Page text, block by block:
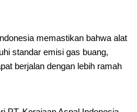
memastikan bahwa alat
standar emisi gas buang,
berjalan dengan lebih ramah